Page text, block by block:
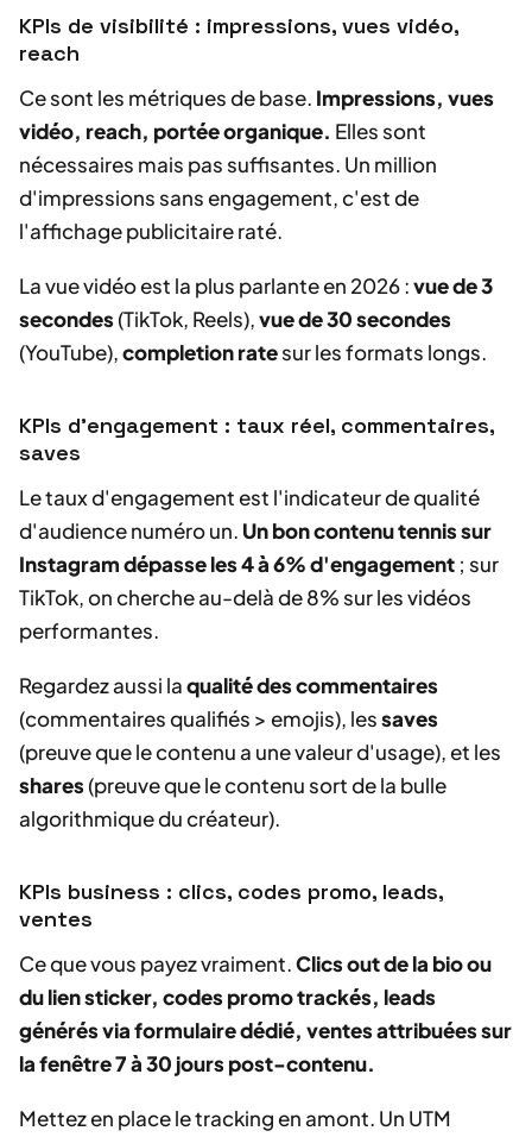
KPIs de visibilité : impressions, vues vidéo,
reach
Ce sont les métriques de base. Impressions, vues
vidéo, reach, portée organique. Elles sont
nécessaires mais pas suffisantes. Un million
d'impressions sans engagement, c'est de
l'affichage publicitaire raté.
La vue vidéo est la plus parlante en 2026 :vue de 3
secondes(TikTok, Reels),vue de 30 secondes
(YouTube),completion ratesur les formats longs.
KPIs d'engagement : taux réel, commentaires,
saves
Le taux d'engagement est l'indicateur de qualité
d'audience numéro un. Un bon contenu tennis sur
Instagram dépasse les 4 à 6% d'engagement ; sur
TikTok, on cherche au-delà de 8% sur les vidéos
performantes.
Regardez aussi laqualité des commentaires
(commentaires qualifiés > emojis), lessaves
(preuve que le contenu a une valeur d'usage), et les
shares(preuve que le contenu sort de la bulle
algorithmique du créateur).
KPIs business : clics, codes promo, leads,
ventes
Ce que vous payez vraiment.Clics out de la bio ou
du lien sticker, codes promo trackés, leads
générés via formulaire dédié, ventes attribuées sur
la fenêtre 7 à 30 jours post-contenu.
Mettez en place le tracking en amont. Un UTM